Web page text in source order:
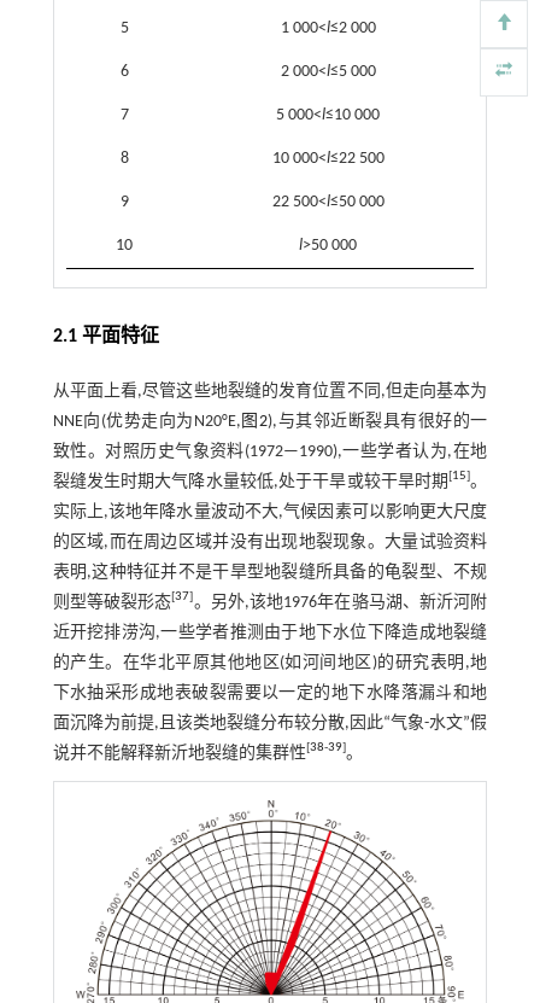
5 1 000<l≤2 000
6 2 000<l≤5 000
7 5 000<l≤10 000
8 10 000<l≤22 500
9 22 500<l≤50 000
10 l>50 000
2.1 平面特征
从平面上看,尽管这些地裂缝的发育位置不同,但走向基本为
NNE向(优势走向为N20°E, 图2),与其邻近断裂具有很好的一
致性。对照历史气象资料(1972—1990),一些学者认为,在地
裂缝发生时期大气降水量较低,处于干旱或较干旱时期 15 。
实际上,该地年降水量波动不大,气候因素可以影响更大尺度
的区域,而在周边区域并没有出现地裂现象。大量试验资料
表明,这种特征并不是干旱型地裂缝所具备的龟裂型、不规
则型等破裂形态 [37 。另外,该地1976年在骆马湖、新沂河附
近开挖排涝沟,一些学者推测由于地下水位下降造成地裂缝
的产生。在华北平原其他地区(如河间地区)的研究表明,地
下水抽采形成地表破裂需要以一定的地下水降落漏斗和地
面沉降为前提,且该类地裂缝分布较分散,因此“气象-水文”假
说并不能解释新沂地裂缝的集群性 38-39] 。